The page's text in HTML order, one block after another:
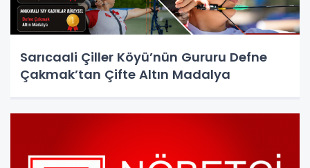
Sarıcaali Çiller Köyü’nün Gururu Defne
Çakmak’tan Çifte Altın Madalya